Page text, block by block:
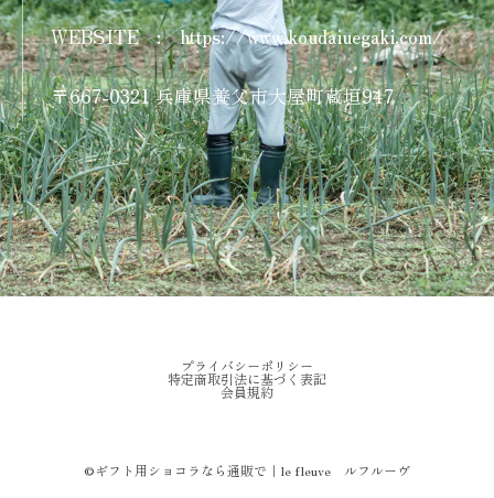
WEBSITE : https://www.koudaiuegaki.com/
〒667-0321 兵庫県養父市大屋町蔵垣947
プライバシーポリシー
特定商取引法に基づく表記
会員規約
©︎ギフト用ショコラなら通販で｜le fleuve ルフルーヴ